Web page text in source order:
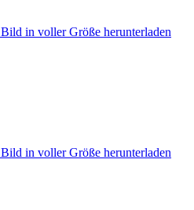
Bild in voller Größe herunterladen
Bild in voller Größe herunterladen